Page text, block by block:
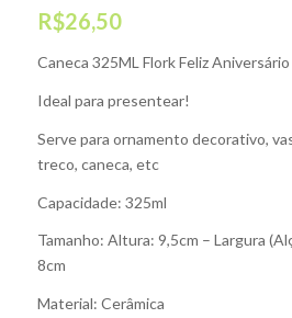
R$26,50
Caneca 325ML Flork Feliz
Ideal para presentear!
Serve para ornamento decorativo,
treco, caneca, etc
Capacidade: 325ml
Tamanho: Altura: 9,5cm – Largura
8cm
Material: Cerâmica